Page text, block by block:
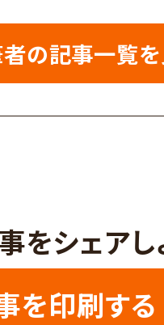
の記事一覧
をシェアし
を印刷する